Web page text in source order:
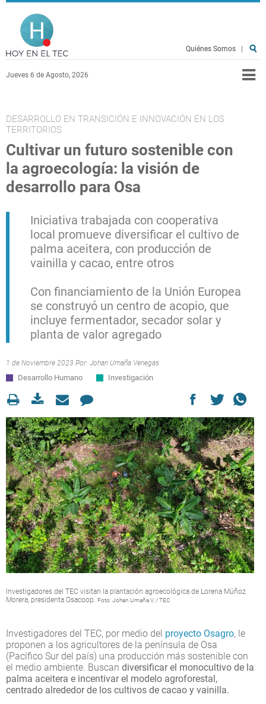
Pasar al contenido principal
Jueves 6 de Agosto, 2026
Quiénes Somos
DESARROLLO EN TRANSICIÓN E INNOVACIÓN EN LOS
TERRITORIOS
Cultivar un futuro sostenible con
la agroecología: la visión de
desarrollo para Osa
Iniciativa trabajada con cooperativa
local promueve diversificar el cultivo de
palma aceitera, con producción de
vainilla y cacao, entre otros
Con financiamiento de la Unión Europea
se construyó un centro de acopio, que
incluye fermentador, secador solar y
planta de valor agregado
1 de Noviembre 2023 Por: Johan Umaña Venegas
Desarrollo Humano Investigación
Investigadores del TEC visitan la plantación agroecológica de Lorena Múñoz
Morera, presidenta Osacoop. Foto: Johan Umaña V. / TEC
Investigadores del TEC, por medio del proyecto Osagro, le
proponen a los agricultores de la península de Osa
(Pacífico Sur del país) una producción más sostenible con
el medio ambiente. Buscan diversificar el monocultivo de la
palma aceitera e incentivar el modelo agroforestal,
centrado alrededor de los cultivos de cacao y vainilla.